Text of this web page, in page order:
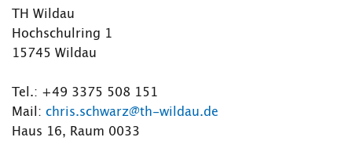
TH Wildau
Hochschulring 1
15745 Wildau
Tel.: +49 3375 508 151
Mail: chris.schwarz@th-wildau.de
Haus 16, Raum 0033